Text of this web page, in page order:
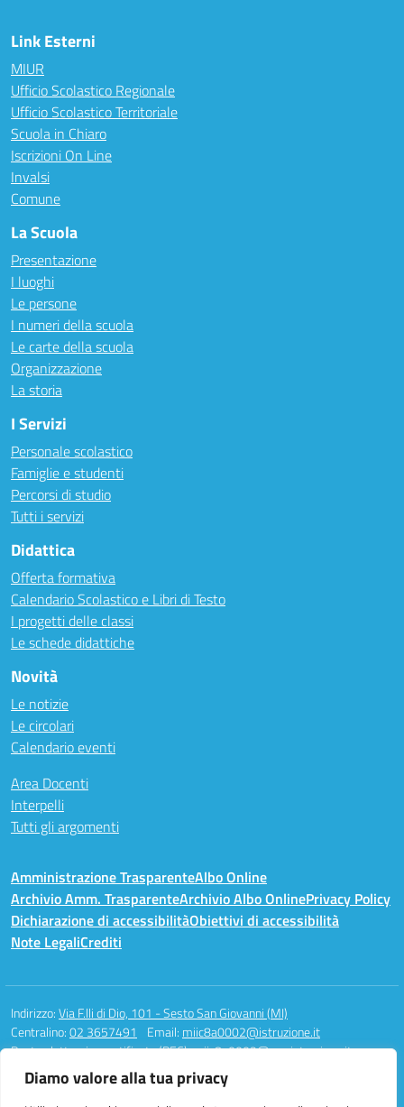
Diamo valore alla tua privacy
Link Esterni
MIUR
Ufficio Scolastico Regionale
Ufficio Scolastico Territoriale
Scuola in Chiaro
Iscrizioni On Line
Invalsi
Comune
La Scuola
Presentazione
I luoghi
Le persone
I numeri della scuola
Le carte della scuola
Organizzazione
La storia
I Servizi
Personale scolastico
Famiglie e studenti
Percorsi di studio
Tutti i servizi
Didattica
Offerta formativa
Calendario Scolastico e Libri di Testo
I progetti delle classi
Le schede didattiche
Novità
Le notizie
Le circolari
Calendario eventi
Area Docenti
Interpelli
Tutti gli argomenti
Amministrazione TrasparenteAlbo Online
Archivio Amm. TrasparenteArchivio Albo OnlinePrivacy Policy
Dichiarazione di accessibilitàObiettivi di accessibilità
Note LegaliCrediti
Indirizzo:Via F.lli di Dio, 101 - Sesto San Giovanni (MI)
Centralino:02 3657491 Email: miic8a0002@istruzione.it
Posta elettronica certificata (PEC):miic8a0002@pec.istruzione.it
Codice fiscale: 94581340158
Codice meccanografico:
MIIC8A0002